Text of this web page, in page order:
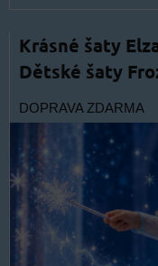
Krásné šaty
Dětské šaty
DOPRAVA ZDARMA